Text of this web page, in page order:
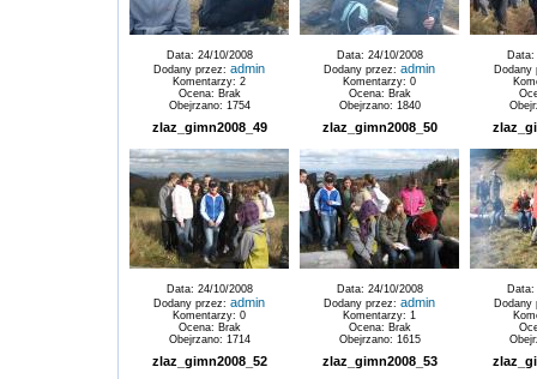
Data: 24/10/2008
Dodany przez: admin
Komentarzy: 2
Ocena: Brak
Obejrzano: 1754
Data: 24/10/2008
Dodany przez: admin
Komentarzy: 0
Ocena: Brak
Obejrzano: 1840
Data:
zlaz_gimn2008_49
Data: 24/10/2008
Dodany przez: admin
Komentarzy: 0
Ocena: Brak
Obejrzano: 1714
zlaz_gimn2008_50
Data: 24/10/2008
Dodany przez: admin
Komentarzy: 1
Ocena: Brak
Obejrzano: 1615
Data:
zlaz_gimn2008_52 zlaz_gimn2008_53